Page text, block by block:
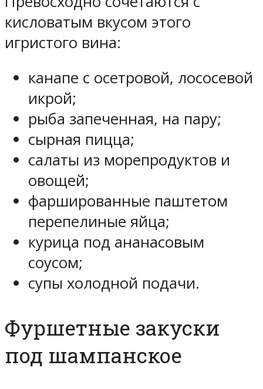
кисловатым вкусом этого
игристого вина:
канапе с осетровой, лососевой
икрой;
рыба запеченная, на пару;
сырная пицца;
салаты из морепродуктов и
овощей;
фаршированные паштетом
перепелиные яйца;
курица под ананасовым
соусом;
супы холодной подачи.
Фуршетные закуски
под шампанское